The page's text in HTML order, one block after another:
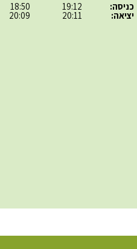
כניסה:
יציאה:
19:12
20:11
18:50
20:09